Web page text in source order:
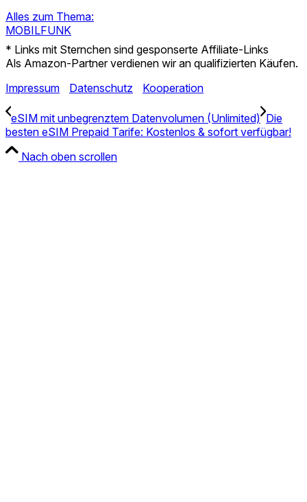
Alles zum Thema:
MOBILFUNK
* Links mit Sternchen sind gesponserte Affiliate-Links
Als Amazon-Partner verdienen wir an qualifizierten Käufen.
Impressum
Datenschutz Kooperation
eSIM mit unbegrenztem Datenvolumen (Unlimited) Die
besten eSIM Prepaid Tarife: Kostenlos & sofort verfügbar!
Nach oben scrollen